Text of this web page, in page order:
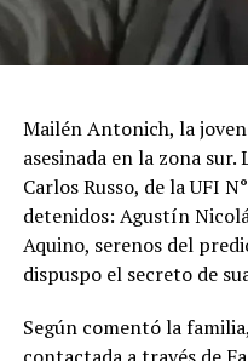
Mailén Antonich, la
asesinada en la zona sur.
Carlos Russo, de la UFI
detenidos: Agustín
Aquino, serenos del
dispuspo el secreto de
Según comentó la